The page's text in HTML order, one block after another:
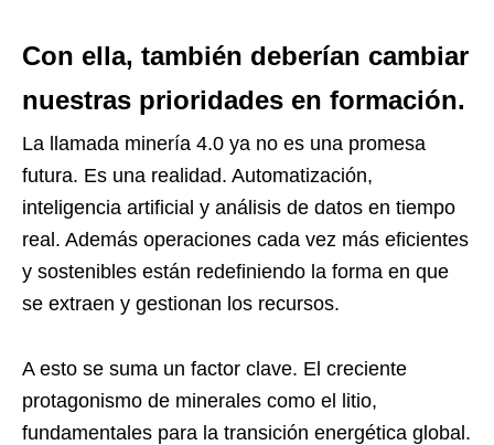
Con ella, también deberían cambiar
nuestras prioridades en formación.
La llamada minería 4.0 ya no es una promesa
futura. Es una realidad. Automatización,
inteligencia artificial y análisis de datos en tiempo
real. Además operaciones cada vez más eficientes
y sostenibles están redefiniendo la forma en que
se extraen y gestionan los recursos.
A esto se suma un factor clave. El creciente
protagonismo de minerales como el litio,
fundamentales para la transición energética global.